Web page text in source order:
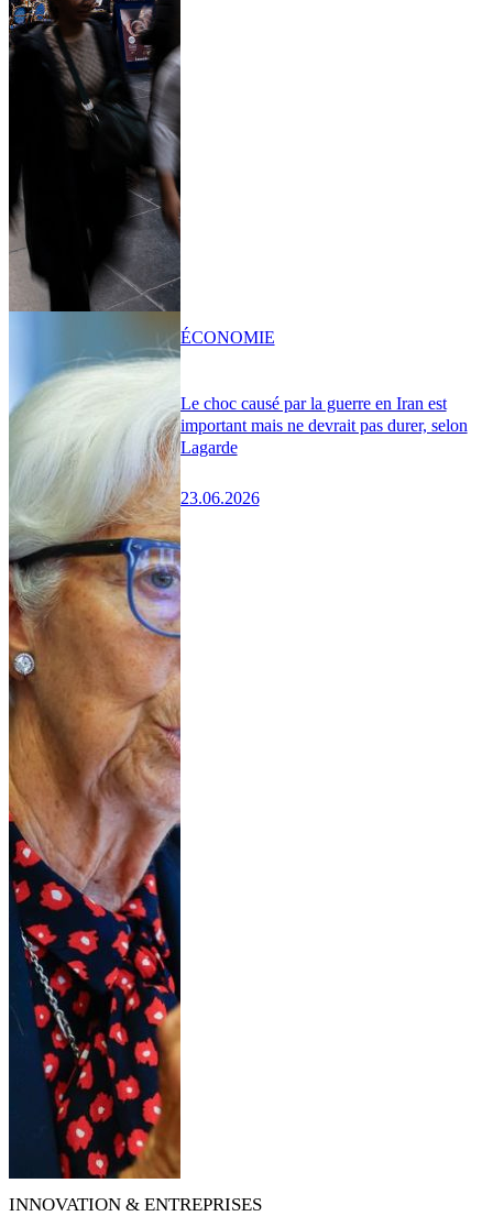
Le choc causé par la guerre en Iran est
important mais ne devrait pas durer, selon
Lagarde
23.06.2026
ÉCONOMIE
INNOVATION & ENTREPRISES